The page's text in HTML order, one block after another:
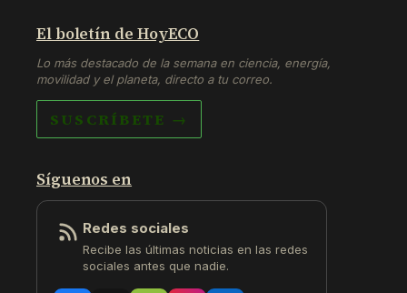
El boletín de HoyECO
Lo más destacado de la semana en ciencia, energía,
movilidad y el planeta, directo a tu correo.
SUSCRÍBETE →
Síguenos en
Redes sociales
Recibe las últimas noticias en las redes
sociales antes que nadie.